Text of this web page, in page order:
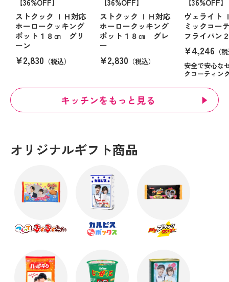
【36%OFF】
ストクック ＩＨ対応
ホーロークッキング
ポット１８㎝ グリ
ーン
¥2,830 （税込）
【36%OFF】
ストクック ＩＨ対応
ホーロークッキング
ポット１８㎝ グレ
ー
¥2,830 （税込）
【36%OFF】
ヴェライト
ミックコー
フライパン
¥4,246 （
安全で安心な
クコーティン
キッチンをもっと見る
オリジナルギフト商品